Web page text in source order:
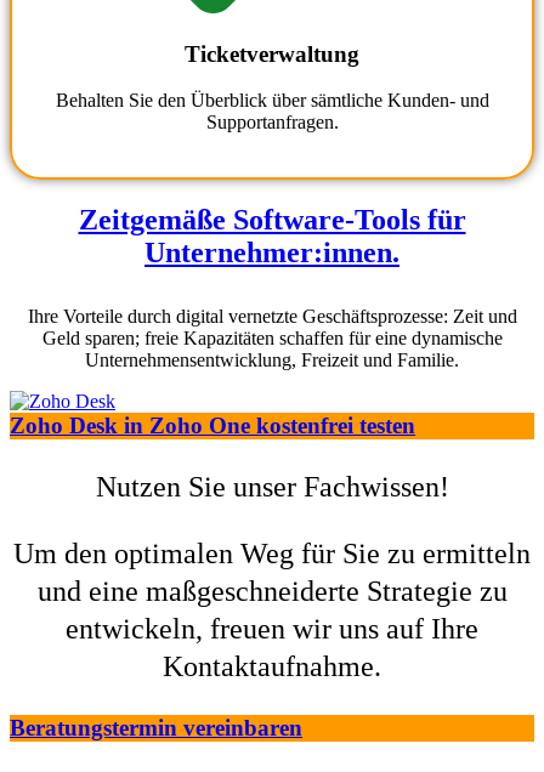
Ticketverwaltung
Behalten Sie den Überblick über sämtliche Kunden- und
Supportanfragen.
Zeitgemäße Software-Tools für
Unternehmer:innen.
Ihre Vorteile durch digital vernetzte Geschäftsprozesse: Zeit und
Geld sparen; freie Kapazitäten schaffen für eine dynamische
Unternehmensentwicklung, Freizeit und Familie.
Zoho Desk in Zoho One kostenfrei testen
Nutzen Sie unser Fachwissen!
Um den optimalen Weg für Sie zu ermitteln
und eine maßgeschneiderte Strategie zu
entwickeln, freuen wir uns auf Ihre
Kontaktaufnahme.
Beratungstermin vereinbaren